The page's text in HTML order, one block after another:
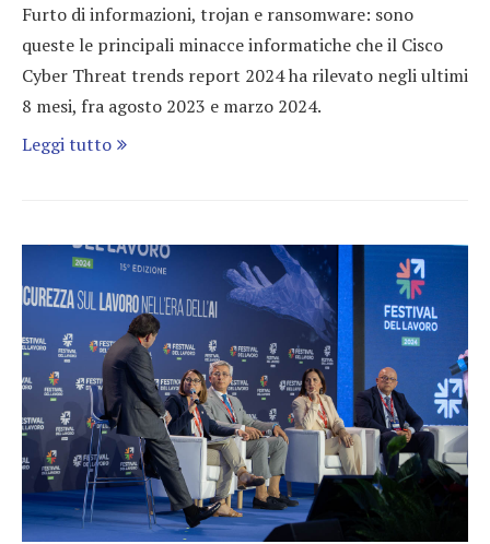
Furto di informazioni, trojan e ransomware: sono
queste le principali minacce informatiche che il Cisco
Cyber Threat trends report 2024 ha rilevato negli ultimi
8 mesi, fra agosto 2023 e marzo 2024.
Leggi tutto